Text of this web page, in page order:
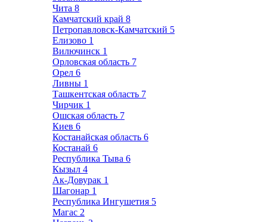
Чита 8
Камчатский край 8
Петропавловск-Камчатский 5
Елизово 1
Вилючинск 1
Орловская область 7
Орел 6
Ливны 1
Ташкентская область 7
Чирчик 1
Ошская область 7
Киев 6
Костанайская область 6
Костанай 6
Республика Тыва 6
Кызыл 4
Ак-Довурак 1
Шагонар 1
Республика Ингушетия 5
Магас 2